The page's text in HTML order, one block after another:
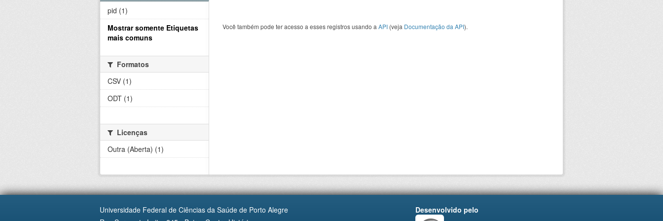
Você também pode ter acesso a esses registros usando a API (veja Documentação da API).
pid (1)
Mostrar somente Etiquetas
mais comuns
Formatos
CSV (1)
ODT (1)
Licenças
Outra (Aberta) (1)
Universidade Federal de Ciências da Saúde de Porto Alegre
Desenvolvido pelo